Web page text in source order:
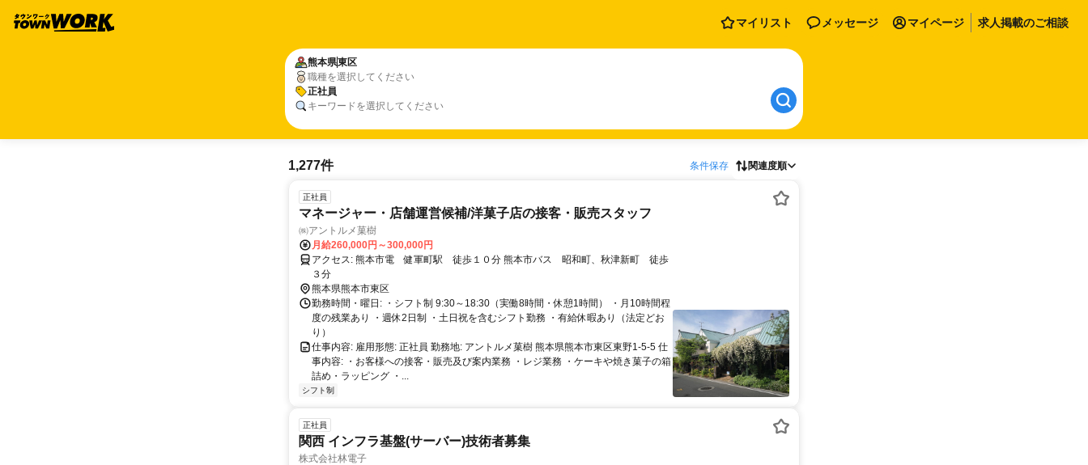
マイリスト メッセージ マイページ 求人掲載のご相談
熊本県東区
職種を選択してください
正社員
キーワードを選択してください
1,277件 条件保存 関連度順
正社員
マネージャー・店舗運営候補/洋菓子店の接客・販売スタッフ
㈱アントルメ菓樹
月給260,000円～300,000円
アクセス: 熊本市電 健軍町駅 徒歩１０分 熊本市バス 昭和町、秋津新町 徒歩
３分
熊本県熊本市東区
勤務時間・曜日: ・シフト制 9:30～18:30（実働8時間・休憩1時間） ・月10時間程
度の残業あり ・週休2日制 ・土日祝を含むシフト勤務 ・有給休暇あり（法定どお
り）
仕事内容: 雇用形態: 正社員 勤務地: アントルメ菓樹 熊本県熊本市東区東野1-5-5 仕
事内容: ・お客様への接客・販売及び案内業務 ・レジ業務 ・ケーキや焼き菓子の箱
詰め・ラッピング ・...
シフト制
正社員
関西 インフラ基盤(サーバー)技術者募集
株式会社林電子